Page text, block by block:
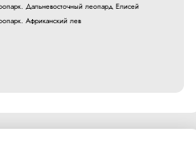
Дальневосточный леопард Елисей
Африканский лев